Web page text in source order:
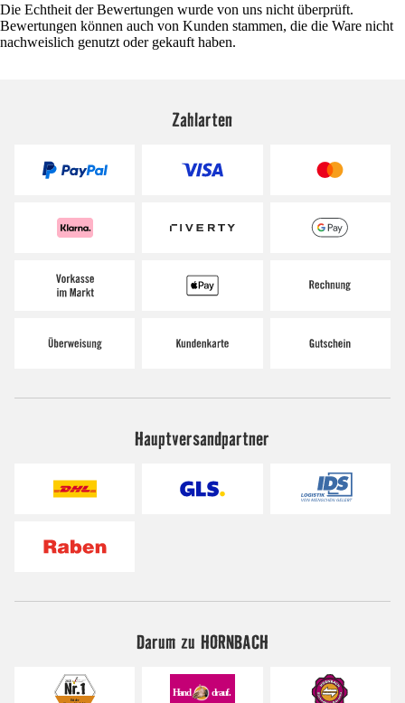
Die Echtheit der Bewertungen wurde von uns nicht überprüft.
Bewertungen können auch von Kunden stammen, die die Ware nicht
nachweislich genutzt oder gekauft haben.
Zahlarten
Hauptversandpartner
Darum zu HORNBACH